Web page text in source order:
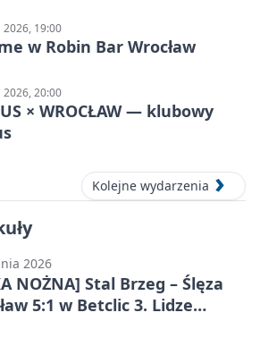
19:00
w Robin Bar Wrocław
20:00
× WROCŁAW — klubowy
Kolejne wydarzenia
2026
NOŻNA] Stal Brzeg – Ślęza
5:1 w Betclic 3. Lidze